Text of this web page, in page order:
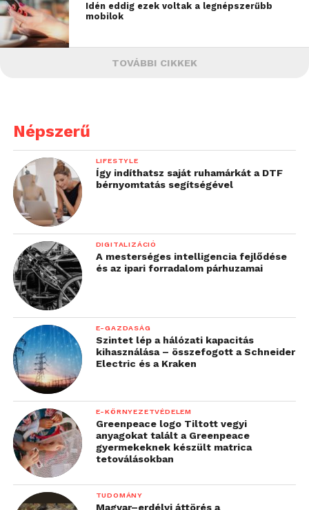
Idén eddig ezek voltak a legnépszerűbb
mobilok
TOVÁBBI CIKKEK
Népszerű
LIFESTYLE
Így indíthatsz saját ruhamárkát a DTF
bérnyomtatás segítségével
DIGITALIZÁCIÓ
A mesterséges intelligencia fejlődése
és az ipari forradalom párhuzamai
E-GAZDASÁG
Szintet lép a hálózati kapacitás
kihasználása – összefogott a Schneider
Electric és a Kraken
E-KÖRNYEZETVÉDELEM
Greenpeace logo Tiltott vegyi
anyagokat talált a Greenpeace
gyermekeknek készült matrica
tetoválásokban
TUDOMÁNY
Magyar–erdélyi áttörés a